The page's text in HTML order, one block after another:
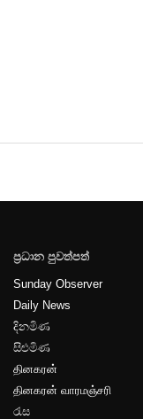
ප්‍රධාන පුවත්පත්
Sunday Observer
Daily News
දිනමිණ
සිළුමිණ
தினகரன்
தினகரன் வாரமஞ்சரி
රැස